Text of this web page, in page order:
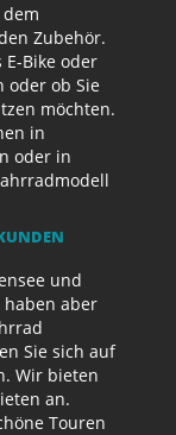
Zubehör.
E-Bike oder
oder ob Sie
möchten.
in
oder in
und
aber
Sie sich auf
Wir bieten
an.
Touren